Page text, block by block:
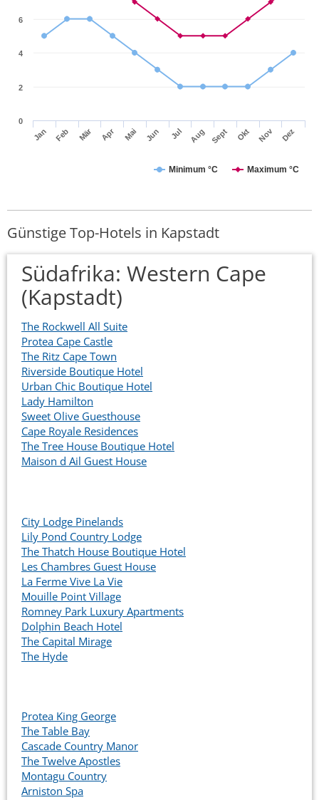
Minimum °C Maximum °C
Jan Feb Mär Apr Mai Jun Jul Aug Sept Okt Nov Dez
0
2
4
6
Günstige Top-Hotels in Kapstadt
Südafrika: Western Cape
(Kapstadt)
The Rockwell All Suite
Protea Cape Castle
The Ritz Cape Town
Riverside Boutique Hotel
Urban Chic Boutique Hotel
Lady Hamilton
Sweet Olive Guesthouse
Cape Royale Residences
The Tree House Boutique Hotel
Maison d Ail Guest House
City Lodge Pinelands
Lily Pond Country Lodge
The Thatch House Boutique Hotel
Les Chambres Guest House
La Ferme Vive La Vie
Mouille Point Village
Romney Park Luxury Apartments
Dolphin Beach Hotel
The Capital Mirage
The Hyde
Protea King George
The Table Bay
Cascade Country Manor
The Twelve Apostles
Montagu Country
Arniston Spa